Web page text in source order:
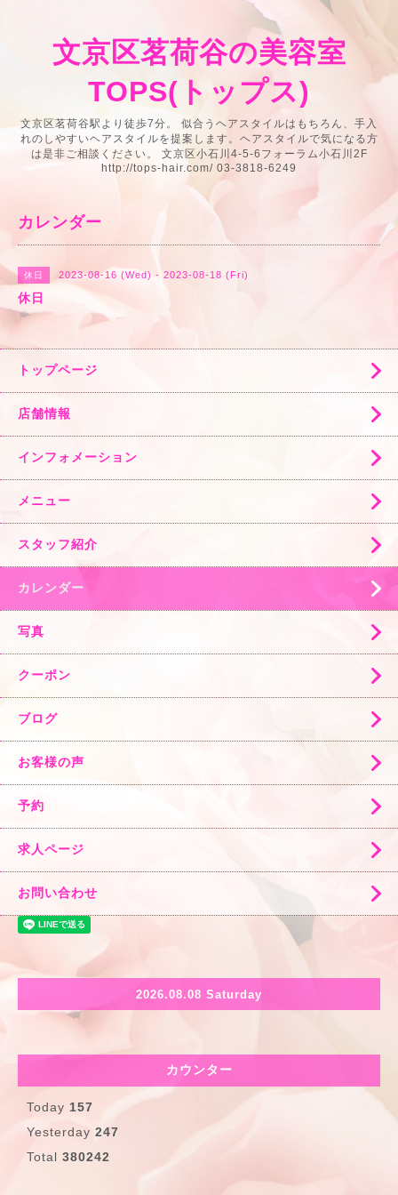
文京区茗荷谷の美容室
TOPS(トップス)
文京区茗荷谷駅より徒歩7分。 似合うヘアスタイルはもちろん、手入
れのしやすいヘアスタイルを提案します。ヘアスタイルで気になる方
は是非ご相談ください。 文京区小石川4-5-6フォーラム小石川2F
http://tops-hair.com/ 03-3818-6249
カレンダー
休日 2023-08-16 (Wed) - 2023-08-18 (Fri)
休日
トップページ
店舗情報
インフォメーション
メニュー
スタッフ紹介
カレンダー
写真
クーポン
ブログ
お客様の声
予約
求人ページ
お問い合わせ
2026.08.08 Saturday
カウンター
Today 157
Yesterday 247
Total 380242